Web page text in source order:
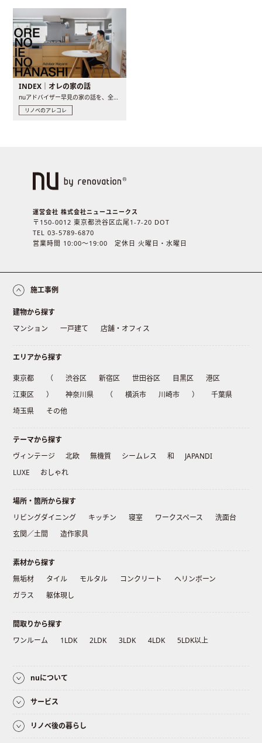
INDEX｜オレの家の話
nuアドバイザー早見の家の話を、全4話でお届け。リノベーションを..
リノベのアレコレ
運営会社 株式会社ニューユニークス
〒150-0012 東京都渋谷区広尾1-7-20 DOT
TEL 03-5789-6870
営業時間 10:00〜19:00 定休日 火曜日・水曜日
施工事例
建物から探す
マンション
一戸建て 店舗・オフィス
エリアから探す
東京都 （ 渋谷区 新宿区 世田谷区 目黒区
港区
江東区
） 神奈川県 （ 横浜市 川崎市 ）
千葉県
埼玉県
その他
テーマから探す
ヴィンテージ
北欧 無機質 シームレス 和
JAPANDI
LUXE
おしゃれ
場所・箇所から探す
リビングダイニング
キッチン 寝室 ワークスペース
洗面台
玄関／土間
造作家具
素材から探す
無垢材
タイル モルタル コンクリート
ヘリンボーン
ガラス
躯体現し
間取りから探す
ワンルーム
1LDK 2LDK 3LDK 4LDK 5LDK以上
nuについて
サービス
リノベ後の暮らし